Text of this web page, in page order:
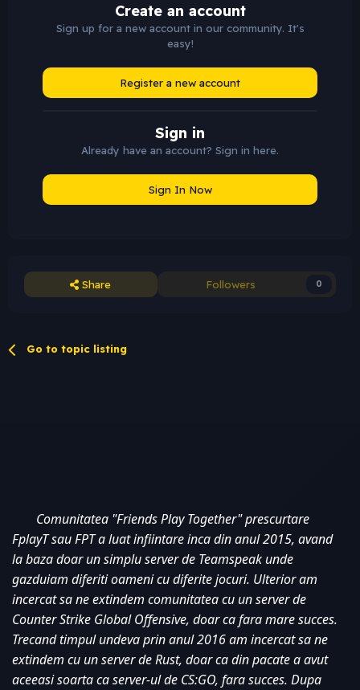
Create an account
Sign up for a new account in our community. It's
easy!
Register a new account
Sign in
Already have an account? Sign in here.
Sign In Now
Share Followers 0
Go to topic listing
Comunitatea "Friends Play Together" prescurtare
FplayT sau FPT a luat infiintare inca din anul 2015, avand
la baza doar un simplu server de Teamspeak unde
gazduiam diferiti oameni cu diferite jocuri. Ulterior am
incercat sa ne extindem comunitatea cu un server de
Counter Strike Global Offensive, doar ca fara mare succes.
Trecand timpul undeva prin anul 2016 am incercat sa ne
extindem cu un server de Rust, doar ca din pacate a avut
aceeasi soarta ca server-ul de CS:GO, fara succes. Dupa